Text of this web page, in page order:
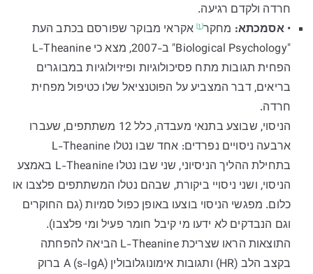
חרדה ולקדם רגיעה.
•אסמכתא: מחקר[1]
אקראי מבוקר שפורסם בכתב העת
"Biological Psychology" ב-2007, מצא כי L-Theanine
הפחית תגובות מתח פסיכולוגיות ופיזיולוגיות במבוגרים
בריאים, דבר המצביע על הפוטנציאל שלו כטיפול מפחית
חרדה.
הניסוי, שבוצע בתנאי מעבדה, כלל 12 משתתפים, שעברו
ארבעה ניסויים נפרדים: אחד שבו נטלו L-Theanine
בתחילת ההליך הניסיוני, שני שבו נטלו L-Theanine באמצע
הניסוי, ושני ניסויי ביקורת, שבהם נטלו המשתתפים פלצבו או
כלום. מפגשי הניסוי בוצעו באופן כפול סמיות (גם החוקרים
וגם הנבדקים לא ידעו מי קיבל חומר פעיל ומי פלצבו).
התוצאות הראו שצריכת L-Theanine הביאה להפחתה
בקצב הלב (HR) ותגובות אימונוגלובולין A (s-IgA) ברוק